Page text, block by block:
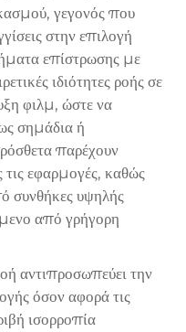
γεγονός που
στην επιλογή
επίστρωσης με
ιδιότητες ροής σε
φιλμ, ώστε να
σημάδια ή
παρέχουν
τις εφαρμογές, καθώς
συνθήκες υψηλής
από γρήγορη
αντιπροσωπεύει την
όσον αφορά τις
ισορροπία